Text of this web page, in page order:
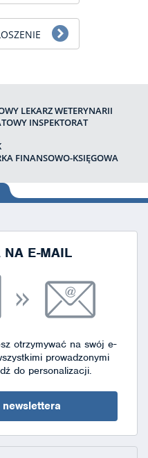
LEKARZ WETERYNARII
INSPEKTORAT
FINANSOWO-KSIĘGOWA
NA E-MAIL
otrzymywać na swój e-
prowadzonymi
do personalizacji.